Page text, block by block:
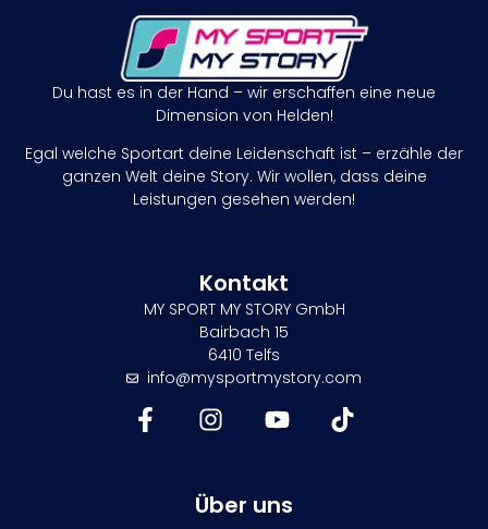
Du hast es in der Hand – wir erschaffen eine neue
Dimension von Helden!
Egal welche Sportart deine Leidenschaft ist – erzähle der
ganzen Welt deine Story. Wir wollen, dass deine
Leistungen gesehen werden!
Kontakt
MY SPORT MY STORY GmbH
Bairbach 15
6410 Telfs
info@mysportmystory.com
Über uns